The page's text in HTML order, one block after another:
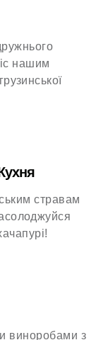
нашим
стравам
виноробами з